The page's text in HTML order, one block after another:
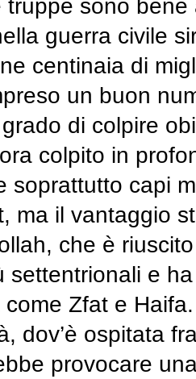
truppe sono
guerra civile
centinaia di
un buon
di colpire
colpito in
soprattutto capi
ma il vantaggio
che è
settentrionali e
come Zfat e
dov’è ospitata
provocare